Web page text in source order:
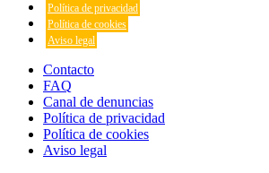
Política de privacidad
Política de cookies
Aviso legal
Contacto
FAQ
Canal de denuncias
Política de privacidad
Política de cookies
Aviso legal